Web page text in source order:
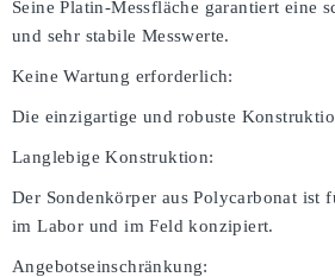
Seine Platin-Messfläche garantiert eine
und sehr stabile Messwerte.
Keine Wartung erforderlich:
Die einzigartige und robuste
Langlebige Konstruktion:
Der Sondenkörper aus Polycarbonat ist
im Labor und im Feld konzipiert.
Angebotseinschränkung: